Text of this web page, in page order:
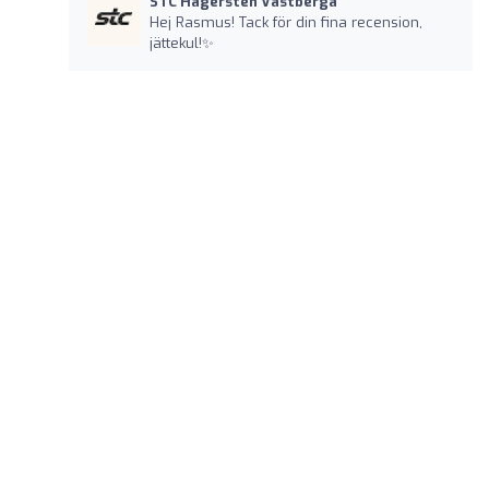
Hej Rasmus! Tack för din fina recension,
jättekul!✨